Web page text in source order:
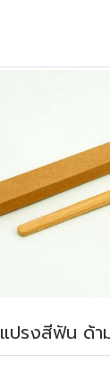
แปรงสีฟัน ด้า